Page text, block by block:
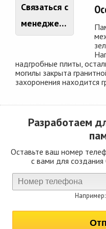
Связаться с
менеджером
надгробные плиты,
могилы закрыта
захоронения находится
Разработаем
Оставьте ваш номер
с вами для